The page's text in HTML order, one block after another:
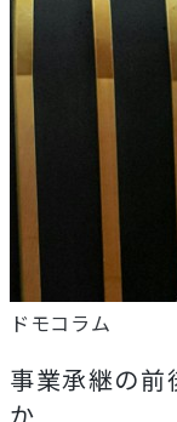
ドモコラム
事業承継の前
か